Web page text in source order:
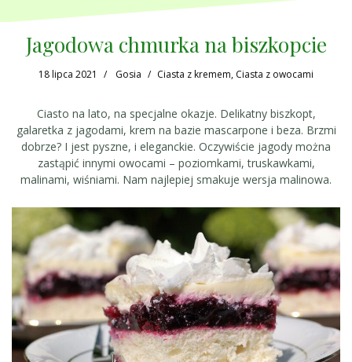
Jagodowa chmurka na biszkopcie
18 lipca 2021 Gosia Ciasta z kremem, Ciasta z owocami
Ciasto na lato, na specjalne okazje. Delikatny biszkopt,
galaretka z jagodami, krem na bazie mascarpone i beza. Brzmi
dobrze? I jest pyszne, i eleganckie. Oczywiście jagody można
zastąpić innymi owocami – poziomkami, truskawkami,
malinami, wiśniami. Nam najlepiej smakuje wersja malinowa.